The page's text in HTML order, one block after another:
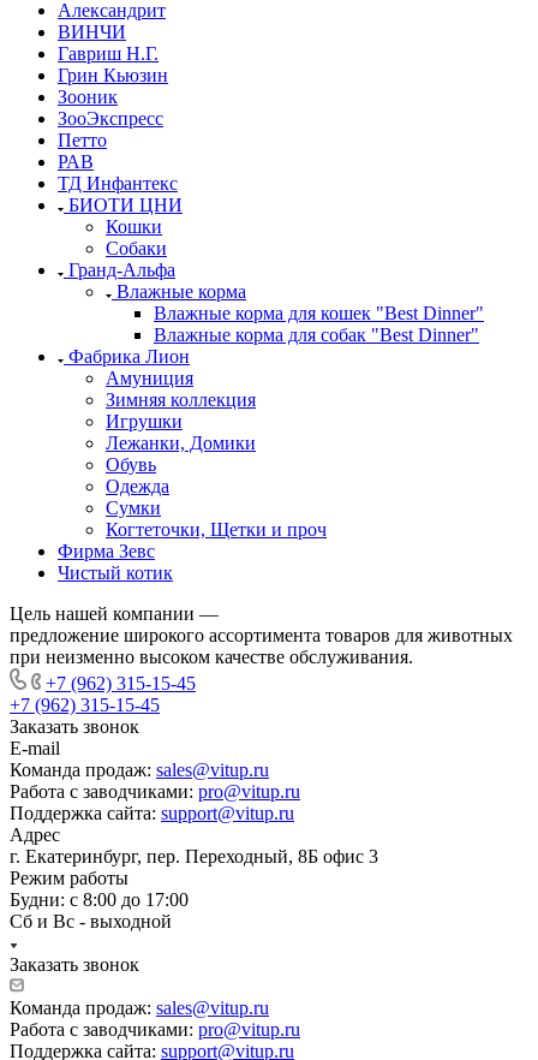
Александрит
ВИНЧИ
Гавриш Н.Г.
Грин Кьюзин
Зооник
ЗооЭкспресс
Петто
РАВ
ТД Инфантекс
БИОТИ ЦНИ
Кошки
Собаки
Гранд-Альфа
Влажные корма
Влажные корма для кошек "Best Dinner"
Влажные корма для собак "Best Dinner"
Фабрика Лион
Амуниция
Зимняя коллекция
Игрушки
Лежанки, Домики
Обувь
Одежда
Сумки
Когтеточки, Щетки и проч
Фирма Зевс
Чистый котик
Цель нашей компании —
предложение широкого ассортимента товаров для животных
при неизменно высоком качестве обслуживания.
+7 (962) 315-15-45
+7 (962) 315-15-45
Заказать звонок
E-mail
Команда продаж: sales@vitup.ru
Работа с заводчиками: pro@vitup.ru
Поддержка сайта: support@vitup.ru
Адрес
г. Екатеринбург, пер. Переходный, 8Б офис 3
Режим работы
Будни: с 8:00 до 17:00
Сб и Вс - выходной
Заказать звонок
Команда продаж: sales@vitup.ru
Работа с заводчиками: pro@vitup.ru
Поддержка сайта: support@vitup.ru